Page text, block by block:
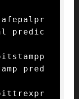
predic
pred